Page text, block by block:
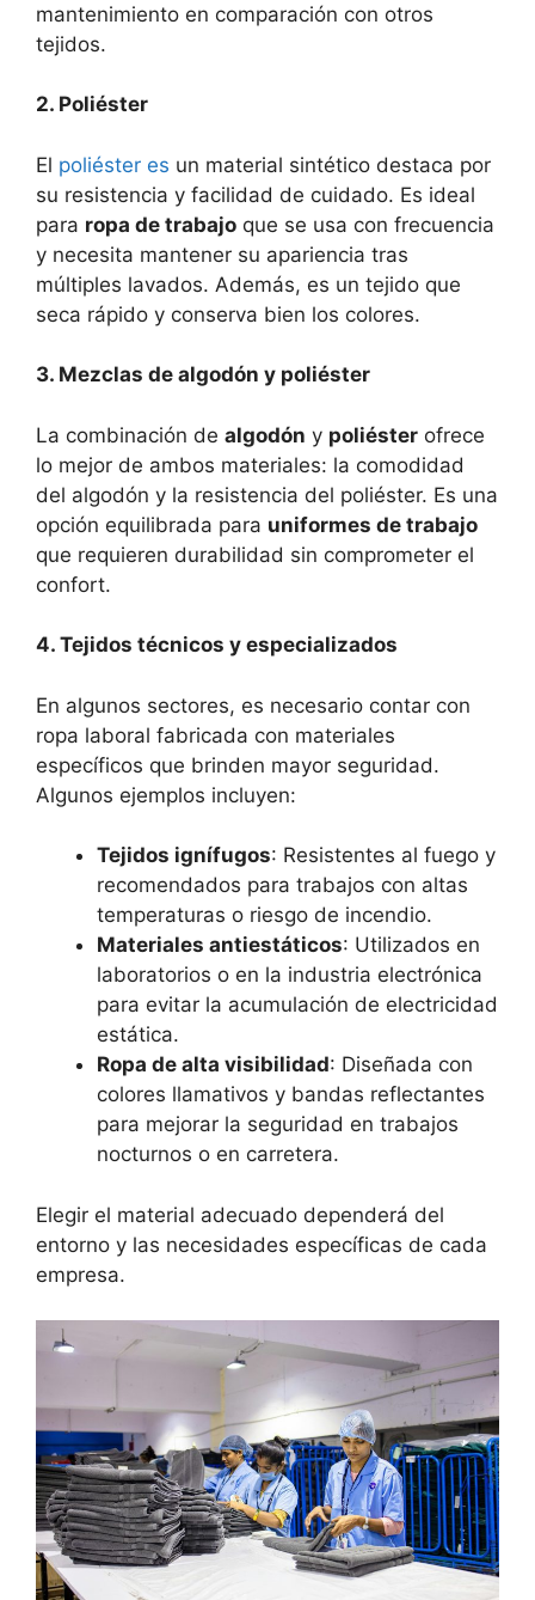
mantenimiento en comparación con otros
tejidos.
2. Poliéster
El poliéster es un material sintético destaca por
su resistencia y facilidad de cuidado. Es ideal
para ropa de trabajo que se usa con frecuencia
y necesita mantener su apariencia tras
múltiples lavados. Además, es un tejido que
seca rápido y conserva bien los colores.
3. Mezclas de algodón y poliéster
La combinación de algodón y poliéster ofrece
lo mejor de ambos materiales: la comodidad
del algodón y la resistencia del poliéster. Es una
opción equilibrada para uniformes de trabajo
que requieren durabilidad sin comprometer el
confort.
4. Tejidos técnicos y especializados
En algunos sectores, es necesario contar con
ropa laboral fabricada con materiales
específicos que brinden mayor seguridad.
Algunos ejemplos incluyen:
Tejidos ignífugos: Resistentes al fuego y
recomendados para trabajos con altas
temperaturas o riesgo de incendio.
Materiales antiestáticos: Utilizados en
laboratorios o en la industria electrónica
para evitar la acumulación de electricidad
estática.
Ropa de alta visibilidad: Diseñada con
colores llamativos y bandas reflectantes
para mejorar la seguridad en trabajos
nocturnos o en carretera.
Elegir el material adecuado dependerá del
entorno y las necesidades específicas de cada
empresa.